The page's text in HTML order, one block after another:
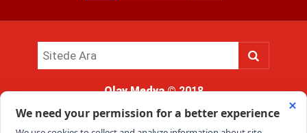
Olay Medya© 2018
kullanımı hukuki yaptırıma tabidir.